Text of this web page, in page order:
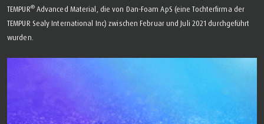
TEMPUR®Advanced Material, die von Dan-Foam ApS (eine Tochterfirma der
TEMPUR Sealy International Inc) zwischen Februar und Juli 2021 durchgeführt
wurden.